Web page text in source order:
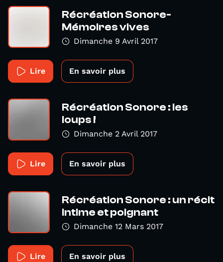
Récréation Sonore-
Mémoires vives
Dimanche 9 Avril 2017
Lire En savoir plus
Récréation Sonore : les
loups !
Dimanche 2 Avril 2017
Lire En savoir plus
Récréation Sonore : un récit
intime et poignant
Dimanche 12 Mars 2017
Lire En savoir plus